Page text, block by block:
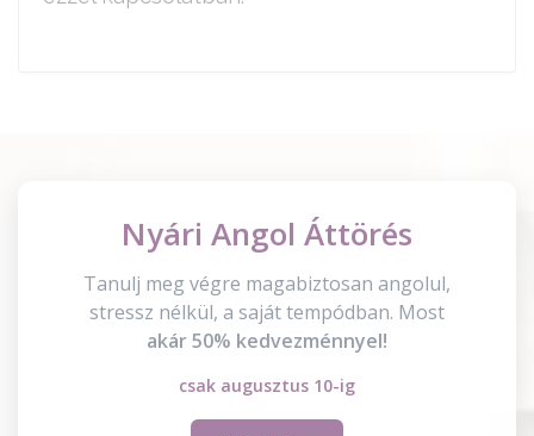
Nyári Angol Áttörés
Tanulj meg végre magabiztosan angolul,
stressz nélkül, a saját tempódban. Most
akár 50% kedvezménnyel!
csak augusztus 10-ig